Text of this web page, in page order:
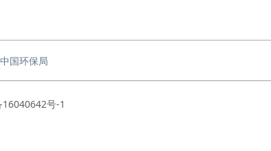
中国环保局
16040642号-1